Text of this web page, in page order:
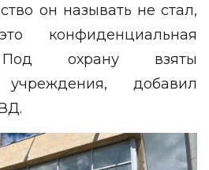
он называть не стал,
конфиденциальная
Под охрану взяты
учреждения, добавил